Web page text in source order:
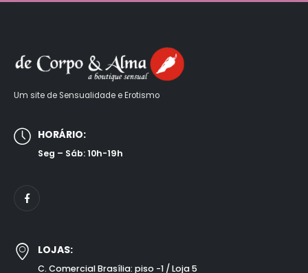
Um site de Sensualidade e Erotismo
HORÁRIO:
Seg – Sáb: 10h-19h
LOJAS:
C. Comercial Brasília: piso -1 / Loja 5